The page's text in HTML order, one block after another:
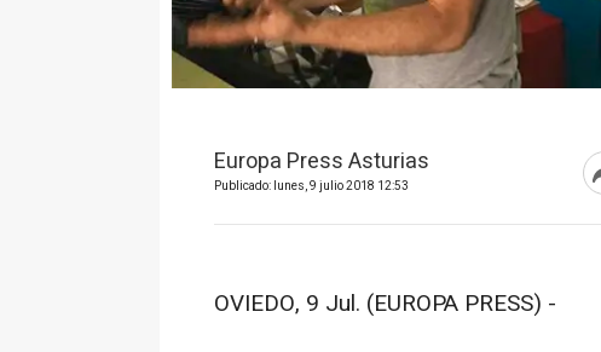
Europa Press Asturias
Publicado: lunes, 9 julio 2018 12:53
OVIEDO, 9 Jul. (EUROPA PRESS) -